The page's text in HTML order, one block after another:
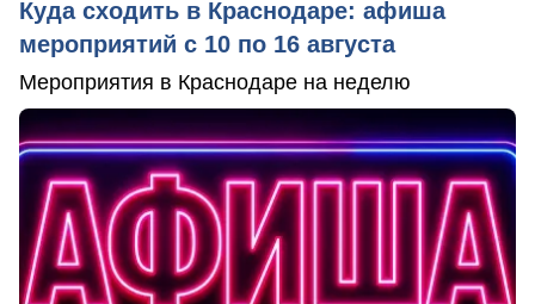
Куда сходить в Краснодаре: афиша
мероприятий с 10 по 16 августа
Мероприятия в Краснодаре на неделю